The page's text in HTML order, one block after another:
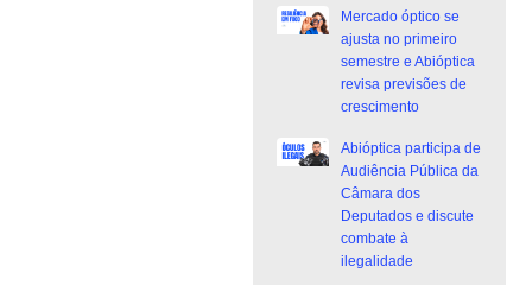
Mercado óptico se
ajusta no primeiro
semestre e Abióptica
revisa previsões de
crescimento
Abióptica participa de
Audiência Pública da
Câmara dos
Deputados e discute
combate à
ilegalidade